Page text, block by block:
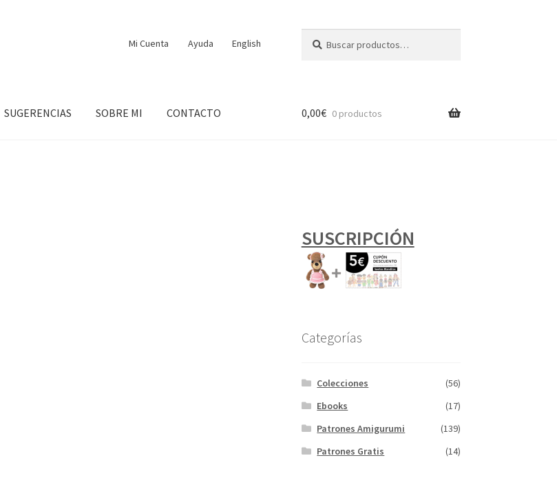
Mi Cuenta Ayuda English
por:
SUGERENCIAS SOBRE MI CONTACTO 0,00€ 0 productos
SUSCRIPCIÓN
Categorías
Colecciones
(56)
Ebooks
(17)
Patrones Amigurumi
(139)
Patrones Gratis
(14)